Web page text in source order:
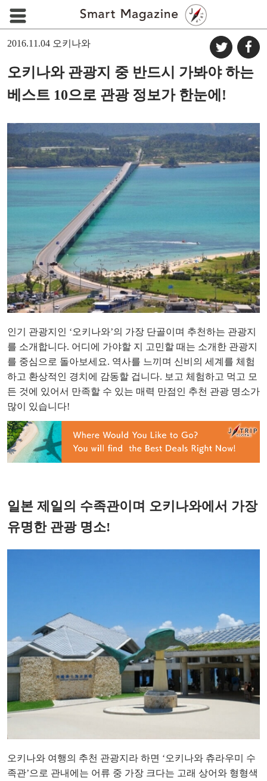
2016.11.04 오키나와
오키나와 관광지 중 반드시 가봐야 하는
베스트 10으로 관광 정보가 한눈에!
인기 관광지인 ‘오키나와’의 가장 단골이며 추천하는 관광지
를 소개합니다. 어디에 가야할 지 고민할 때는 소개한 관광지
를 중심으로 돌아보세요. 역사를 느끼며 신비의 세계를 체험
하고 환상적인 경치에 감동할 겁니다. 보고 체험하고 먹고 모
든 것에 있어서 만족할 수 있는 매력 만점인 추천 관광 명소가
많이 있습니다!
일본 제일의 수족관이며 오키나와에서 가장
유명한 관광 명소!
오키나와 여행의 추천 관광지라 하면 ‘오키나와 츄라우미 수
족관’으로 관내에는 어류 중 가장 크다는 고래 상어와 형형색